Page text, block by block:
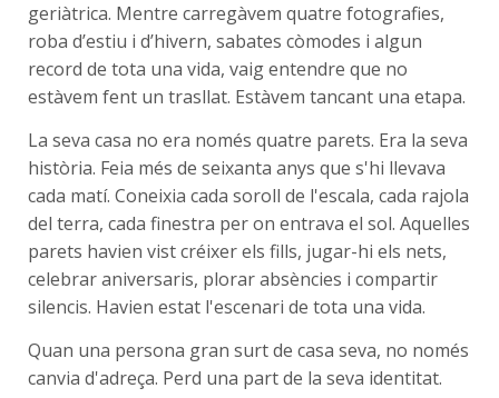
geriàtrica. Mentre carregàvem quatre fotografies,
roba d’estiu i d’hivern, sabates còmodes i algun
record de tota una vida, vaig entendre que no
estàvem fent un trasllat. Estàvem tancant una etapa.
La seva casa no era només quatre parets. Era la seva
història. Feia més de seixanta anys que s'hi llevava
cada matí. Coneixia cada soroll de l'escala, cada rajola
del terra, cada finestra per on entrava el sol. Aquelles
parets havien vist créixer els fills, jugar-hi els nets,
celebrar aniversaris, plorar absències i compartir
silencis. Havien estat l'escenari de tota una vida.
Quan una persona gran surt de casa seva, no només
canvia d'adreça. Perd una part de la seva identitat.